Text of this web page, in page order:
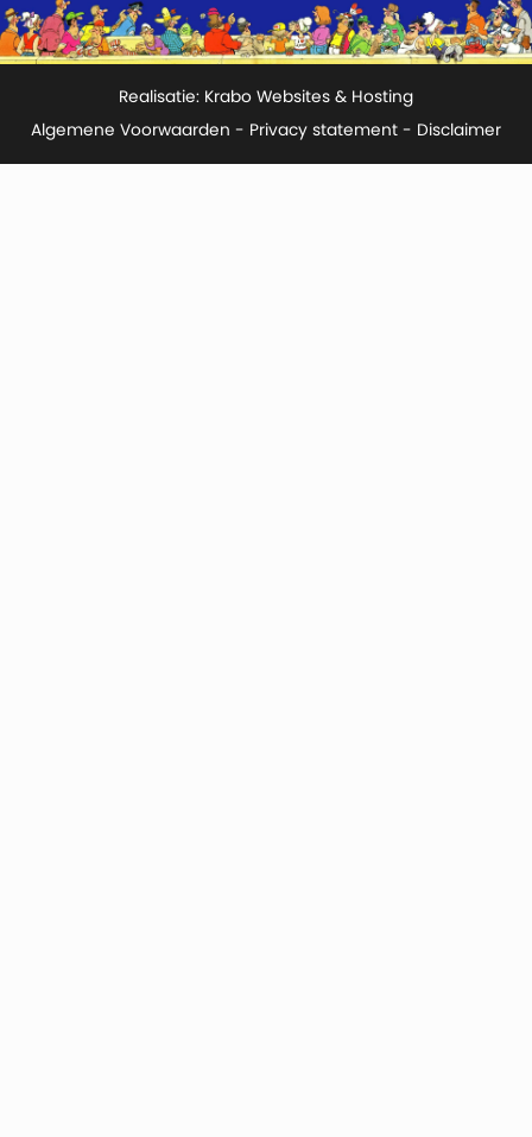
Realisatie: Krabo Websites & Hosting
Algemene Voorwaarden - Privacy statement - Disclaimer